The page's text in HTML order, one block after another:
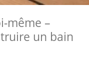
même –
un bain